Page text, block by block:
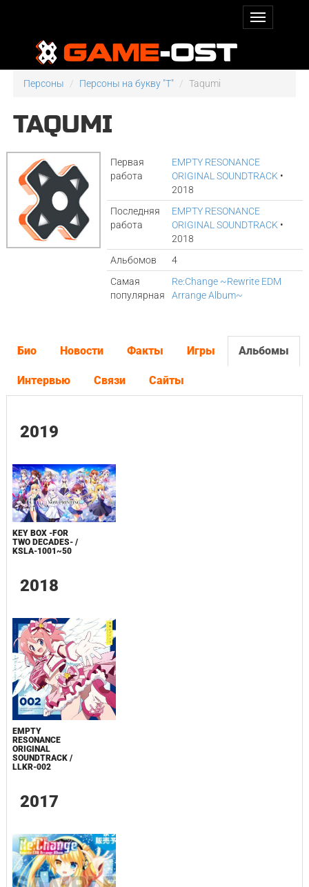
Персоны Персоны на букву "T" Taqumi
TAQUMI
Первая
работа
EMPTY RESONANCE
ORIGINAL SOUNDTRACK •
2018
Последняя
работа
EMPTY RESONANCE
ORIGINAL SOUNDTRACK •
2018
Альбомов
4
Самая
популярная
Re:Change ~Rewrite EDM
Arrange Album~
Био Новости Факты Игры Альбомы
Интервью Связи Сайты
2019
KEY BOX -FOR
TWO DECADES- /
KSLA-1001~50
2018
EMPTY
RESONANCE
ORIGINAL
SOUNDTRACK /
LLKR-002
2017